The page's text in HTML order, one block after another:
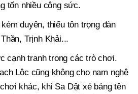
tốn nhiều công sức.
duyên, thiếu tôn trọng đàn
Trịnh Khải...
cạnh tranh trong các trò chơi.
Lộc cũng không cho nam nghệ
khác, khi Sa Dật xé bảng tên